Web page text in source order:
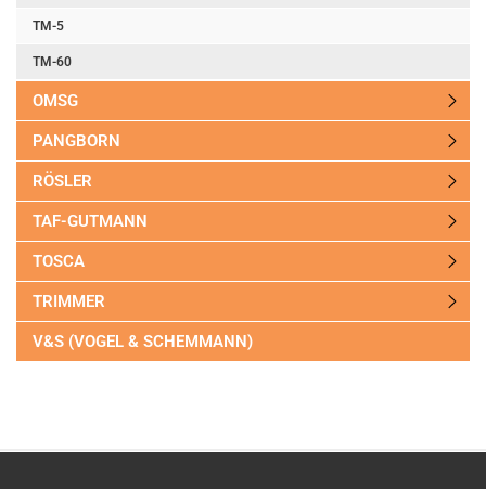
TM-5
TM-60
OMSG
PANGBORN
RÖSLER
TAF-GUTMANN
TOSCA
TRIMMER
V&S (VOGEL & SCHEMMANN)